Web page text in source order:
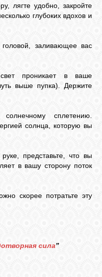
лягте удобно, закройте
глубоких вдохов и
заливающее вас
проникает в ваше
выше пупка). Держите
сплетению.
солнца, которую вы
представьте, что вы
в вашу сторону поток
скорее потратьте эту
сила”